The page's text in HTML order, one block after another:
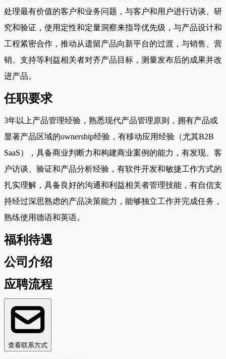
处理最有价值的客户和业务问题，与客户和用户进行访谈、研
究和验证，使用定性和定量洞察来指导优先级，与产品设计和
工程紧密合作，推动从遗留产品向新平台的过渡，与销售、营
销、支持等利益相关者对齐产品目标，测量发布后的成果并改
进产品。
任职要求
3年以上产品管理经验，熟悉现代产品管理原则，拥有产品或
显著产品区域的ownership经验，有移动应用经验（尤其B2B
SaaS），具备商业判断力和构建商业案例的能力，有发现、客
户访谈、验证和产品分析经验，有软件开发和敏捷工作方式的
扎实理解，具备良好的沟通和利益相关者管理技能，有自信支
持经过深思熟虑的产品决策能力，能够独立工作并完成任务，
熟练使用德语和英语。
福利待遇
公司介绍
应聘流程
查看联系方式